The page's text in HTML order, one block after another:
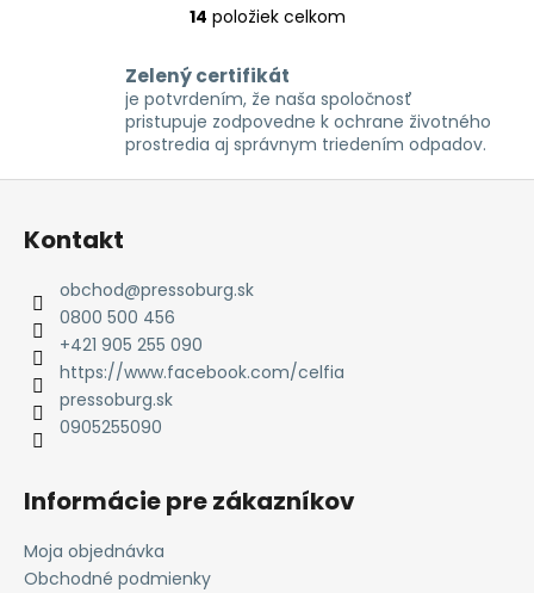
O
l
á
d
a
c
y
s
14 položiek celkom
Zelený certifikát
je potvrdením, že naša spoločnosť
pristupuje zodpovedne k ochrane životného
prostredia aj správnym triedením odpadov.
Kontakt
obchod@pressoburg.sk
0800 500 456
+421 905 255 090
https://www.facebook.com/celfia
pressoburg.sk
0905255090
Informácie pre zákazníkov
Moja objednávka
Obchodné podmienky